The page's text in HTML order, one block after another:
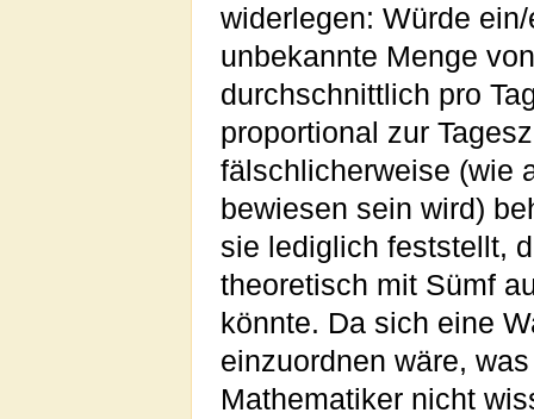
widerlegen: Würde
unbekannte Menge
durchschnittlich pro
proportional zur
fälschlicherweise (wie
bewiesen sein wird)
sie lediglich feststellt,
theoretisch mit Sümf
könnte. Da sich eine
einzuordnen wäre,
Mathematiker nicht